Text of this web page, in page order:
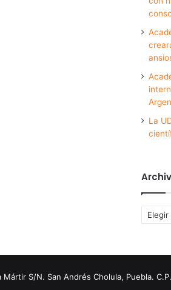
La
Archivos
S/N. San Andrés Cholula, Puebla.